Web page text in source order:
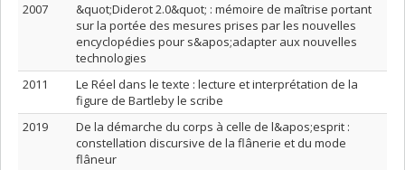
2007
&quot;Diderot 2.0&quot; : mémoire de maîtrise portant
sur la portée des mesures prises par les nouvelles
encyclopédies pour s&apos;adapter aux nouvelles
technologies
2011
Le Réel dans le texte : lecture et interprétation de la
figure de Bartleby le scribe
2019
De la démarche du corps à celle de l&apos;esprit :
constellation discursive de la flânerie et du mode
flâneur